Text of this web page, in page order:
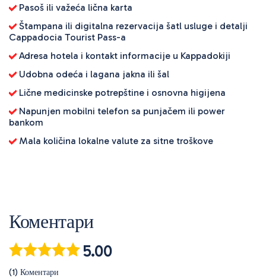
Pasoš ili važeća lična karta
Štampana ili digitalna rezervacija šatl usluge i detalji
Cappadocia Tourist Pass-a
Adresa hotela i kontakt informacije u Kappadokiji
Udobna odeća i lagana jakna ili šal
Lične medicinske potrepštine i osnovna higijena
Napunjen mobilni telefon sa punjačem ili power
bankom
Mala količina lokalne valute za sitne troškove
Коментари
5.00
(1) Коментари